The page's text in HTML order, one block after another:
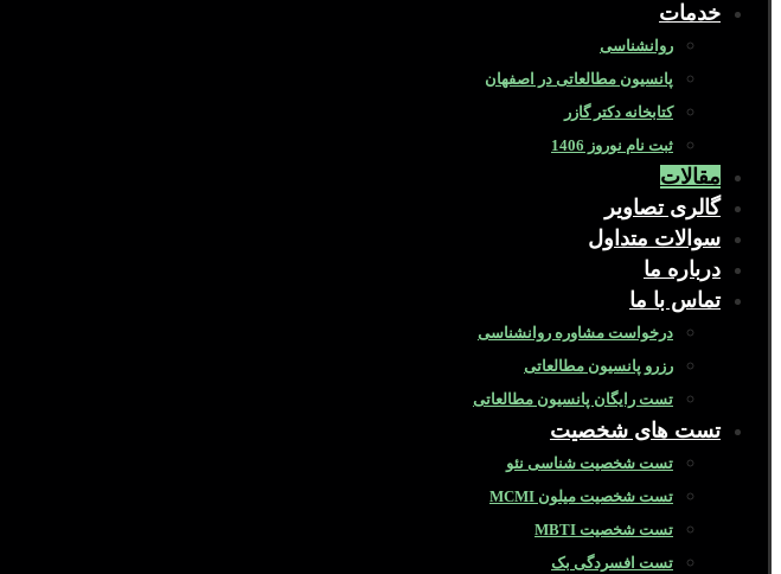
خدمات
روانشناسی
پانسیون مطالعاتی در اصفهان
کتابخانه دکتر گازر
ثبت نام نوروز 1406
مقالات
گالری تصاویر
سوالات متداول
درباره ما
تماس با ما
درخواست مشاوره روانشناسی
رزرو پانسیون مطالعاتی
تست رایگان پانسیون مطالعاتی
تست های شخصیت
تست شخصیت شناسی نئو
تست شخصیت میلون MCMI
تست شخصیت MBTI
تست افسردگی بک